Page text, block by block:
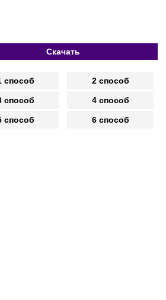
Скачать
способ 2 способ
способ 4 способ
способ 6 способ